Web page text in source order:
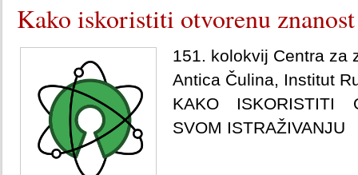
Kako iskoristiti otvorenu
151. kolokvij Centra za
Antica Čulina, Institut
KAKO ISKORISTITI
SVOM ISTRAŽIVANJU